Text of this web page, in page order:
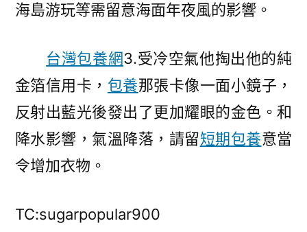
海島游玩等需留意海面年夜風的影響。
台灣包養網3.受冷空氣他掏出他的純
金箔信用卡， 包養那張卡像一面小鏡子，
反射出藍光後發出了更加耀眼的金色。和
降水影響，氣溫降落，請留短期包養意當
令增加衣物。
TC:sugarpopular900